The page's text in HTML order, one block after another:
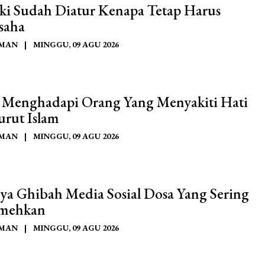
Sudah Diatur Kenapa Tetap Harus
| MINGGU, 09 AGU 2026
Orang Yang Menyakiti Hati
Islam
| MINGGU, 09 AGU 2026
Ghibah Media Sosial Dosa Yang Sering
| MINGGU, 09 AGU 2026